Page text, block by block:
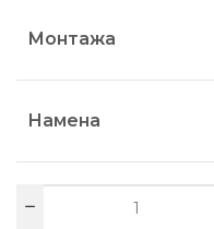
Монтажа
Намена